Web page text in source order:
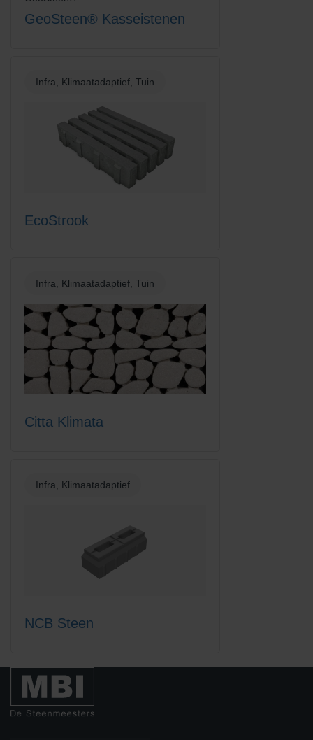
GeoSteen® Kasseistenen
Infra, Klimaatadaptief, Tuin
EcoStrook
Infra, Klimaatadaptief, Tuin
Citta Klimata
Infra, Klimaatadaptief
NCB Steen